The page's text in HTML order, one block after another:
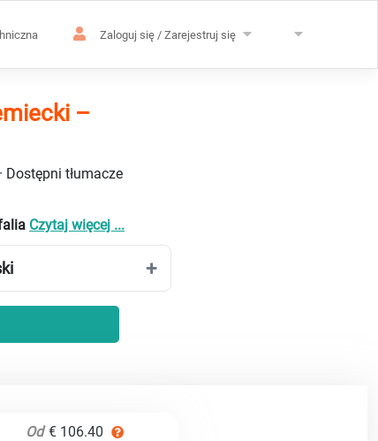
Zaloguj się / Zarejestruj się
–
tłumacze
Czytaj więcej ...
Od€ 106.40